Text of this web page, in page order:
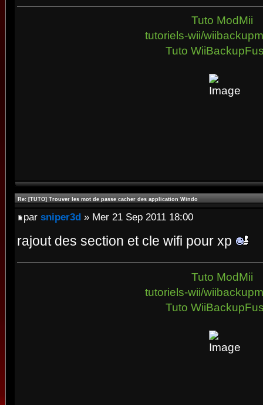
Tuto ModMii
tutoriels-wii/
Tuto
Re: [TUTO] Trouver les mot de passe cacher des application Windo
par sniper3d » Mer 21 Sep 2011 18:00
rajout des section et cle wifi pour xp
Tuto ModMii
tutoriels-wii/
Tuto